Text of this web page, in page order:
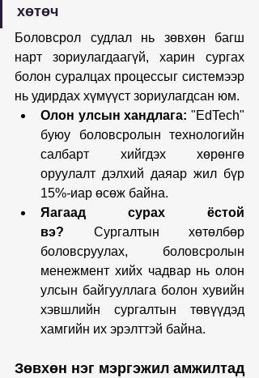
хөтөч
Боловсрол судлал нь зөвхөн багш
нарт зориулагдаагүй, харин сургах
болон суралцах процессыг системээр
нь удирдах хүмүүст зориулагдсан юм.
Олон улсын хандлага: "EdTech"
буюу боловсролын технологийн
салбарт хийгдэх хөрөнгө
оруулалт дэлхий даяар жил бүр
15%-иар өсөж байна.
Яагаад сурах ёстой
вэ? Сургалтын хөтөлбөр
боловсруулах, боловсролын
менежмент хийх чадвар нь олон
улсын байгууллага болон хувийн
хэвшлийн сургалтын төвүүдэд
хамгийн их эрэлттэй байна.
Зөвхөн нэг мэргэжил амжилтад